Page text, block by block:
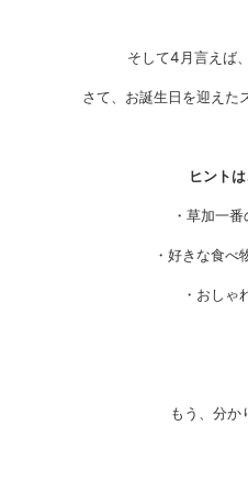
そして4月言えば
さて、お誕生日を迎えた
ヒント
・草加一
・好きな食べ
・おしゃ
もう、分か